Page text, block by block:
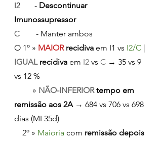
I2       - Descontinuar
Imunossupressor
C        - Manter ambos
O 1º » MAIOR recidiva em I1 vs I2/C
IGUAL recidiva em I2 vs C → 35 vs 9
vs 12 %
         »
NÃO-INFERIOR tempo em
remissão aos 2A → 684 vs 706 vs 698
dias (MI 35d)
    2º »
Maioria com remissão depois